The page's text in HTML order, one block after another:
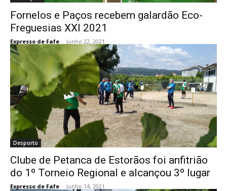
Fornelos e Paços recebem galardão Eco-
Freguesias XXI 2021
Expresso de Fafe - Junho 22, 2021
Desporto
Clube de Petanca de Estorãos foi anfitrião
do 1º Torneio Regional e alcançou 3º lugar
Expresso de Fafe - Junho 14, 2021